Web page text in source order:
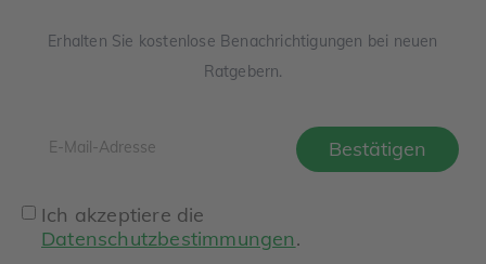
Erhalten Sie kostenlose Benachrichtigungen bei neuen
Ratgebern.
Ich akzeptiere die
Datenschutzbestimmungen.